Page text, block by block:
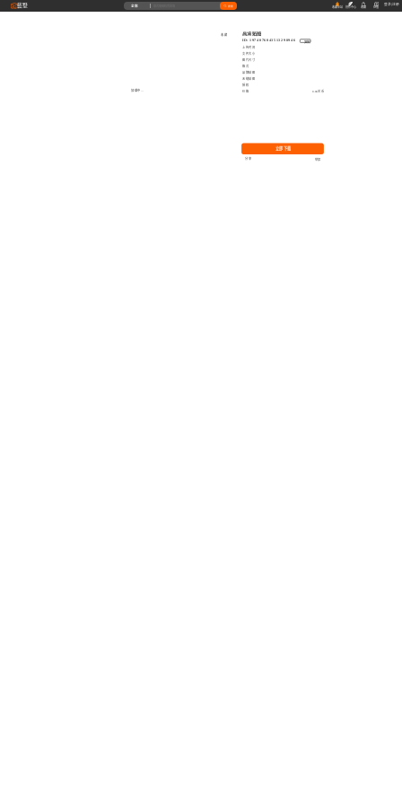
藝墅 全部 搜索 收藏本站 创作中心 收藏 充值
登录 |注册
加载中...
收藏 高清贴图
ID: 1974076043513298946 复制
上传时间
文件大小
图片尺寸
格式
品牌贴图
无缝贴图
授权
价格 0.00艺币
立即下载
分享 举报